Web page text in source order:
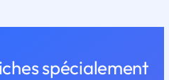
spécialement